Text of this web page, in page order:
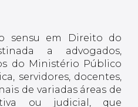
sensu em Direito do
a advogados,
do Ministério Público
servidores, docentes,
de variadas áreas de
ou judicial, que